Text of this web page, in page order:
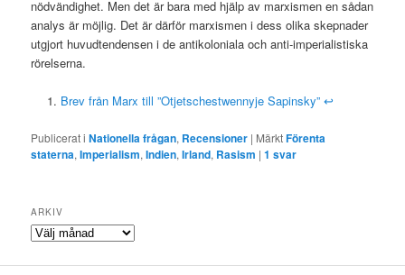
nödvändighet. Men det är bara med hjälp av marxismen en sådan
analys är möjlig. Det är därför marxismen i dess olika skepnader
utgjort huvudtendensen i de antikoloniala och anti-imperialistiska
rörelserna.
Brev från Marx till ”Otjetschestwennyje Sapinsky” ↩
Publicerat i Nationella frågan, Recensioner | MärktFörenta
staterna,Imperialism,Indien,Irland, Rasism |1 svar
ARKIV
Arkiv